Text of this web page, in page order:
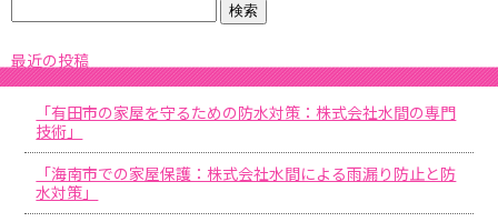
最近の投稿
「有田市の家屋を守るための防水対策：株式会社水間の専門
技術」
「海南市での家屋保護：株式会社水間による雨漏り防止と防
水対策」